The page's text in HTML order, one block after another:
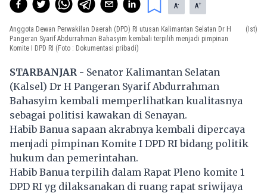
A- A+
Anggota Dewan Perwakilan Daerah (DPD) RI utusan Kalimantan Selatan Dr H
Pangeran Syarif Abdurrahman Bahasyim kembali terpilih menjadi pimpinan
Komite I DPD RI (Foto : Dokumentasi pribadi)
(Ist)
STARBANJAR - Senator Kalimantan Selatan
(Kalsel) Dr H Pangeran Syarif Abdurrahman
Bahasyim kembali memperlihatkan kualitasnya
sebagai politisi kawakan di Senayan.
Habib Banua sapaan akrabnya kembali dipercaya
menjadi pimpinan Komite I DPD RI bidang politik
hukum dan pemerintahan.
Habib Banua terpilih dalam Rapat Pleno komite 1
DPD RI yg dilaksanakan di ruang rapat sriwijaya